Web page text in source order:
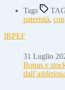
Tags
paternità,
IRPEF
31 Luglio
Bonus e